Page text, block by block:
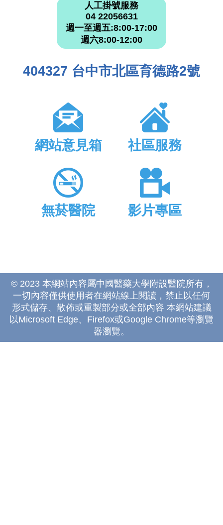
人工掛號服務
04 22056631
週一至週五:8:00-17:00
週六8:00-12:00
404327 台中市北區育德路2號
網站意見箱 社區服務
無菸醫院 影片專區
© 2023 本網站內容屬中國醫藥大學附設醫院所有，
一切內容僅供使用者在網站線上閱讀，禁止以任何
形式儲存、散佈或重製部分或全部內容 本網站建議
以Microsoft Edge、Firefox或Google Chrome等瀏覽
器瀏覽。